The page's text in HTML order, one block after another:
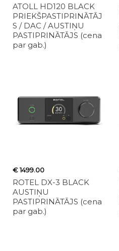
ATOLL HD120 BLACK
PRIEKŠPASTIPRINĀTĀJ
S / DAC / AUSTIŅU
PASTIPRINĀTĀJS (cena
par gab.)
€ 1499.00
ROTEL DX-3 BLACK
AUSTIŅU
PASTIPRINĀTĀJS (cena
par gab.)